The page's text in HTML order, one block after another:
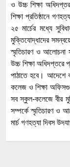
ও উচ্চ শিক্ষা
শিক্ষা প্রতিষ্ঠানে
২৫ মার্চের মধ্যে
মুক্তিযোদ্ধাদের
স্মৃতিচারণ ও আলোচনা
উচ্চ শিক্ষা
পাঠাতে হবে। আদেশে
কলেজ ও শিক্ষা
সব স্কুল-কলেজে বীর
সম্পর্কে স্মৃতিচারণ ও
মার্চ গণহত্যা দিবস